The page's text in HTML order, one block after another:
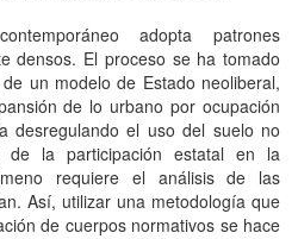
adopta patrones
densos. El proceso se ha tomado
un modelo de Estado neoliberal,
de lo urbano por ocupación
desregulando el uso del suelo no
de la participación estatal en la
requiere el análisis de las
Así, utilizar una metodología que
de cuerpos normativos se hace